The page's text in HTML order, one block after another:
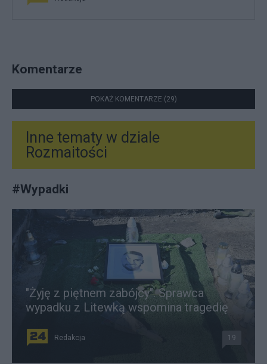
Komentarze
POKAŻ KOMENTARZE (29)
Inne tematy w dziale
Rozmaitości
#Wypadki
"Żyję z piętnem zabójcy". Sprawca
wypadku z Litewką wspomina tragedię
Redakcja 19